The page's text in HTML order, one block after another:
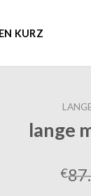
KURZ
lange
€